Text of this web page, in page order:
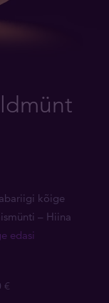
kõige
– Hiina
edasi
€